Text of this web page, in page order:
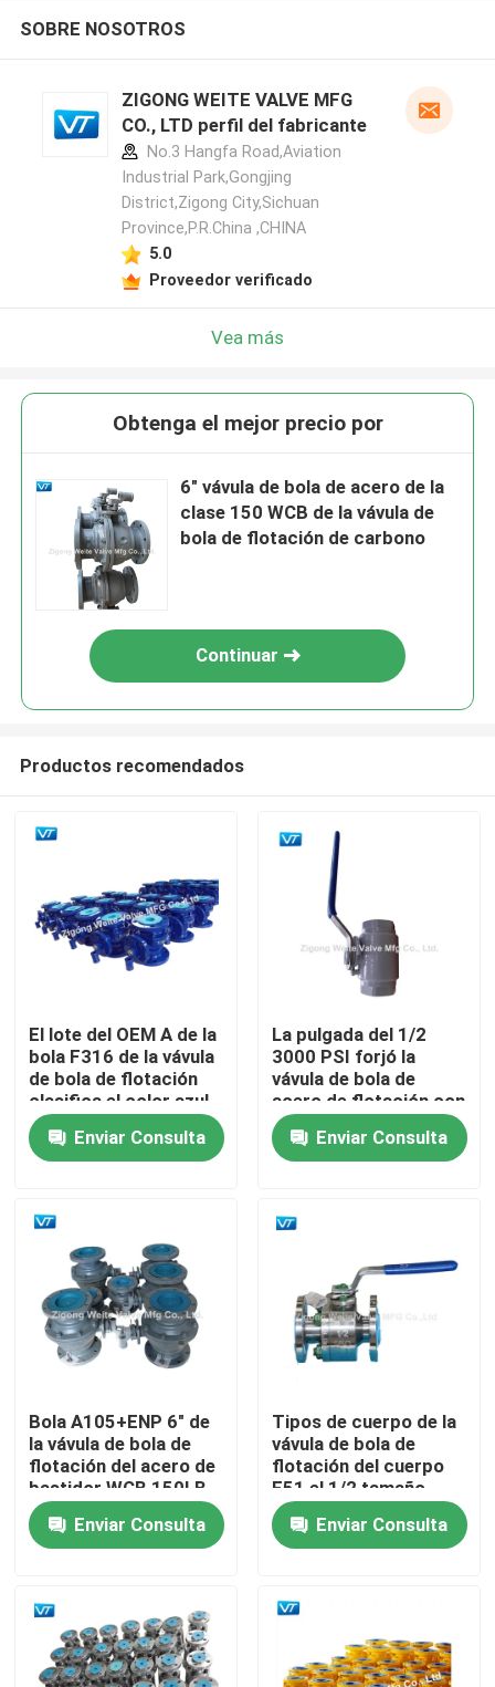
Hogar
Productos
Viaje de la fábrica
Control de calidad
Pida una cita
Vávula de bola de la tubería
Válvulas naturales del gaseoducto
Válvulas del oleoducto
SOBRE NOSOTROS
ZIGONG WEITE VALVE MFG
CO., LTD perfil del fabricante
No.3 Hangfa Road,Aviation
Industrial Park,Gongjing
District,Zigong City,Sichuan
Province,P.R.China ,CHINA
5.0
Proveedor verificado
Vea más
Obtenga el mejor precio por
6" vávula de bola de acero de la
clase 150 WCB de la vávula de
bola de flotación de carbono
Continuar
Productos recomendados
El lote del OEM A de la
bola F316 de la vávula
de bola de flotación
clasifica el color azul
150
Enviar Consulta
La pulgada del 1/2
3000 PSI forjó la
vávula de bola de
acero de flotación con
la palanca
Enviar Consulta
Bola A105+ENP 6" de
la vávula de bola de
flotación del acero de
bastidor WCB 150LB
Enviar Consulta
Tipos de cuerpo de la
vávula de bola de
flotación del cuerpo
F51 el 1/2 tamaño
pequeño” 150LB con
la palancaEnviar Consulta